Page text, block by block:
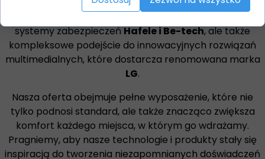
systemy zabezpieczeńHafele i Be-tech, ale także
kompleksowe podejście do innowacyjnych rozwiązań
multimedialnych, które dostarcza renomowana marka
LG.
Nasza oferta obejmuje pełne wyposażenie, które nie
tylko podnosi standard, ale także znacząco zwiększa
komfort każdego miejsca, w którym go wdrażamy.
Pragniemy, aby nasze technologie i produkty stały się
inspiracją do tworzenia niezapomnianych doświadczeń